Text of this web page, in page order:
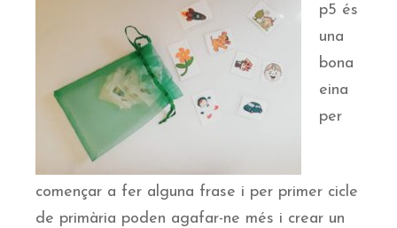
p5 és
una
bona
eina
per
començar a fer alguna frase i per primer cicle
de primària poden agafar-ne més i crear un